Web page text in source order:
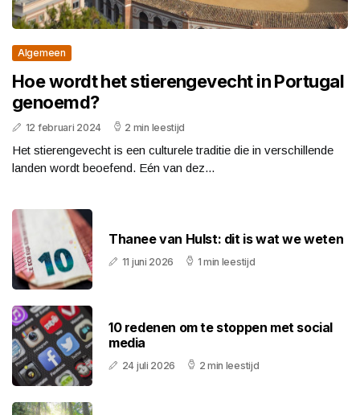
Algemeen
Hoe wordt het stierengevecht in Portugal
genoemd?
12 februari 2024 2 min leestijd
Het stierengevecht is een culturele traditie die in verschillende
landen wordt beoefend. Eén van dez...
Thanee van Hulst: dit is wat we weten
11 juni 2026 1 min leestijd
10 redenen om te stoppen met social
media
24 juli 2026 2 min leestijd